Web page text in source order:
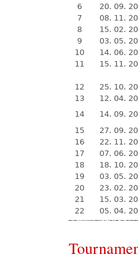
6
20. 09.
7
08. 11.
8
15. 02.
9
03. 05.
10
14. 06.
11
15. 11.
12
25. 10.
13
12. 04.
14
14. 09.
15
27. 09.
16
22. 11.
17
07. 06.
18
18. 10.
19
03. 05.
20
23. 02.
21
15. 03.
22
05. 04.